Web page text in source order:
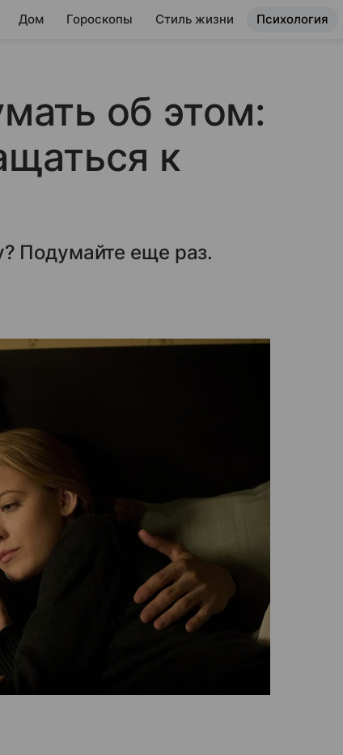
Дом Гороскопы Стиль жизни Психология
об этом:
к
Подумайте еще раз.